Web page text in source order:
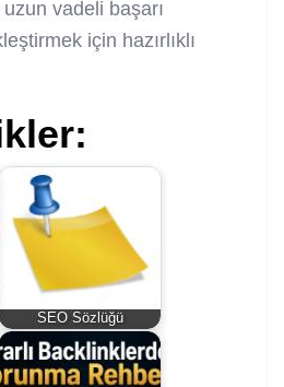
vadeli başarı
için hazırlıklı
SEO Sözlüğü